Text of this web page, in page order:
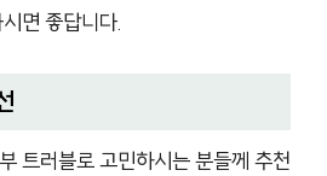
면 좋답니다.
트러블로 고민하시는 분들께 추천